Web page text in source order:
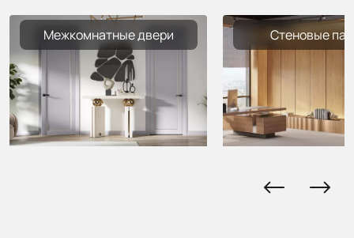
Межкомнатные двери Стеновые